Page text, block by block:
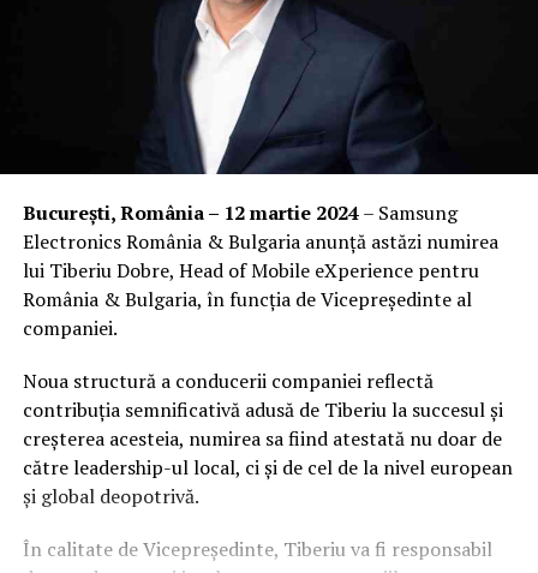
București, România – 12 martie 2024– Samsung
Electronics România & Bulgaria anunță astăzi numirea
lui Tiberiu Dobre, Head of Mobile eXperience pentru
România & Bulgaria, în funcția de Vicepreședinte al
companiei.
Noua structură a conducerii companiei reflectă
contribuția semnificativă adusă de Tiberiu la succesul și
creșterea acesteia, numirea sa fiind atestată nu doar de
către leadership-ul local, ci și de cel de la nivel european
și global deopotrivă.
În calitate de Vicepreședinte, Tiberiu va fi responsabil